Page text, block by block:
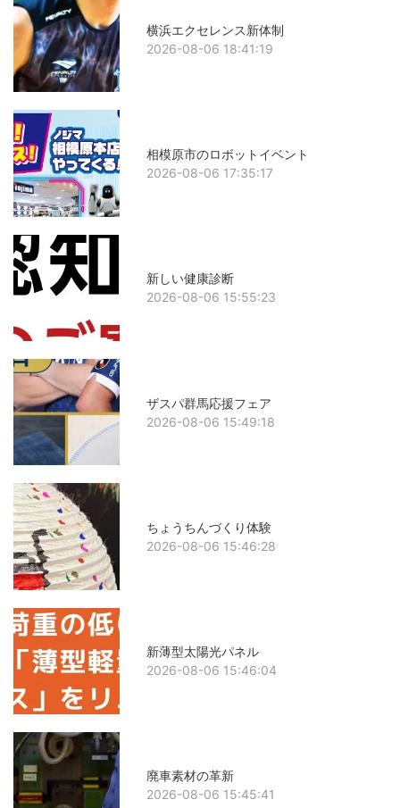
横浜エクセレンス新体制
2026-08-06 18:41:19
相模原市のロボットイベント
2026-08-06 17:35:17
新しい健康診断
2026-08-06 15:55:23
ザスパ群馬応援フェア
2026-08-06 15:49:18
ちょうちんづくり体験
2026-08-06 15:46:28
新薄型太陽光パネル
2026-08-06 15:46:04
廃車素材の革新
2026-08-06 15:45:41